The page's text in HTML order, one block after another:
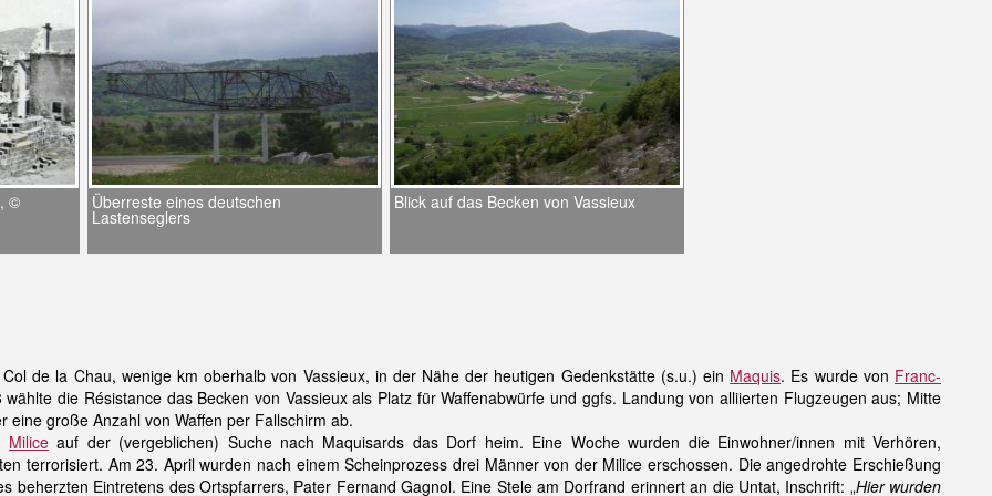
© Überreste eines deutschen
Lastenseglers
Blick auf das Becken von Vassieux
de la Chau, wenige km oberhalb von Vassieux, in der Nähe der heutigen Gedenkstätte (s.u.) ein Maquis. Es wurde von Franc-
die Résistance das Becken von Vassieux als Platz für Waffenabwürfe und ggfs. Landung von alliierten Flugzeugen aus; Mitte
eine große Anzahl von Waffen per Fallschirm ab.
Miliceauf der (vergeblichen) Suche nach Maquisards das Dorf heim. Eine Woche wurden die Einwohner/innen mit Verhören,
terrorisiert. Am 23. April wurden nach einem Scheinprozess drei Männer von der Milice erschossen. Die angedrohte Erschießung
beherzten Eintretens des Ortspfarrers, Pater Fernand Gagnol. Eine Stele am Dorfrand erinnert an die Untat, Inschrift: „Hier wurden